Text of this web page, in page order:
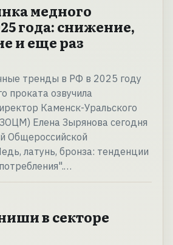
медного
года: снижение,
и еще раз
тренды в РФ в 2025 году
проката озвучила
Каменск-Уральского
Елена Зырянова сегодня
Общероссийской
латунь, бронза: тенденции
в секторе